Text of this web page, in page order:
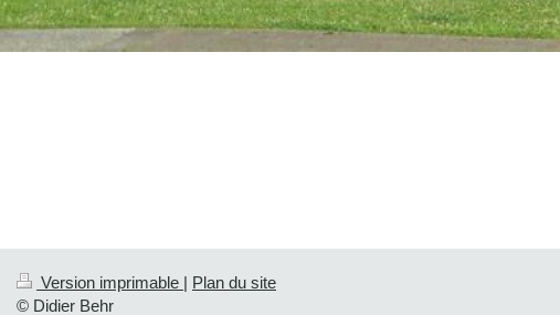
Version imprimable | Plan du site
© Didier Behr